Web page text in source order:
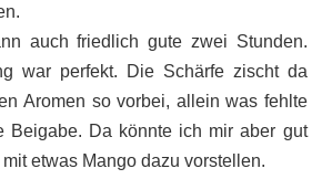
auch friedlich gute zwei Stunden.
war perfekt. Die Schärfe zischt da
Aromen so vorbei, allein was fehlte
Beigabe. Da könnte ich mir aber gut
etwas Mango dazu vorstellen.